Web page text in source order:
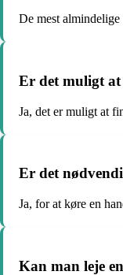
De mest
Er det muligt at
Ja, det er muligt at
Er det
Ja, for at køre en
Kan man leje